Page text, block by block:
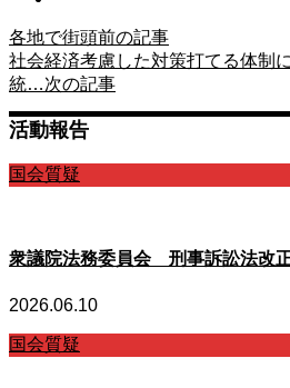
各地で街頭前の記事
社会経済考慮した対策打てる
統…次の記事
活動報告
国会質疑
衆議院法務委員会 刑事訴訟法改
2026.06.10
国会質疑